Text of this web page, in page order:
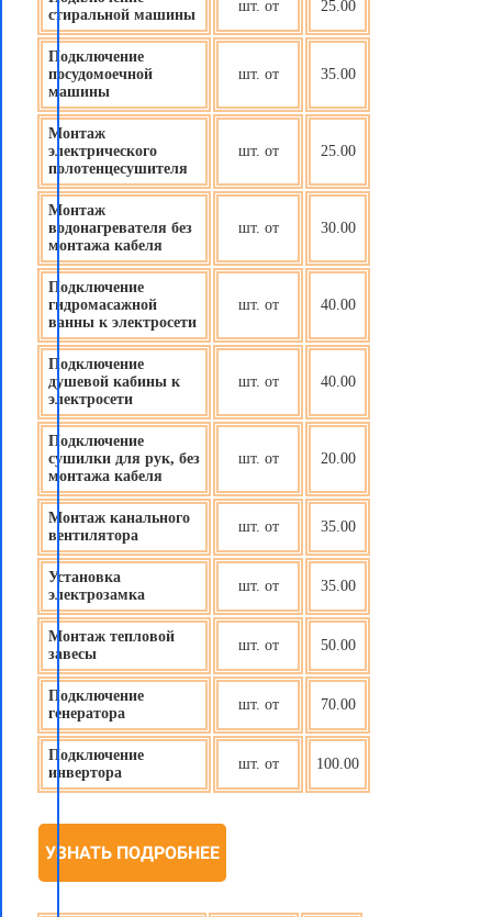
стиральной машины
шт. от 25.00
Подключение
посудомоечной
машины
шт. от 35.00
Монтаж
электрического
полотенцесушителя
шт. от 25.00
Монтаж
водонагревателя без
монтажа кабеля
шт. от 30.00
Подключение
гидромасажной
ванны к электросети
шт. от 40.00
Подключение
душевой кабины к
электросети
шт. от 40.00
Подключение
сушилки для рук, без
монтажа кабеля
шт. от 20.00
Монтаж канального
вентилятора
шт. от 35.00
Установка
электрозамка
шт. от 35.00
Монтаж тепловой
завесы
шт. от 50.00
Подключение
генератора
шт. от 70.00
Подключение
инвертора
шт. от 100.00
УЗНАТЬ ПОДРОБНЕЕ